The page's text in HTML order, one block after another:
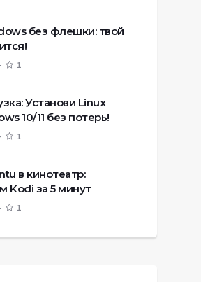
без флешки: твой
1
Установи Linux
10/11 без потерь!
1
в кинотеатр:
Kodi за 5 минут
1